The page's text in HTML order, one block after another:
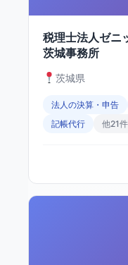
税理士法人ゼニ
茨城事務所
茨城県
法人の決算・申告
記帳代行
他21件